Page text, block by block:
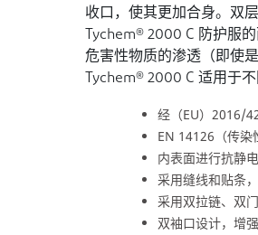
收口，使其更加合身。双
Tychem® 2000 C 防护服
危害性物质的渗透（即使
Tychem® 2000 C 适用于
经（EU）2016/
EN 14126（传染
内表面进行抗静
采用缝线和贴条
采用双拉链、双
双袖口设计，增